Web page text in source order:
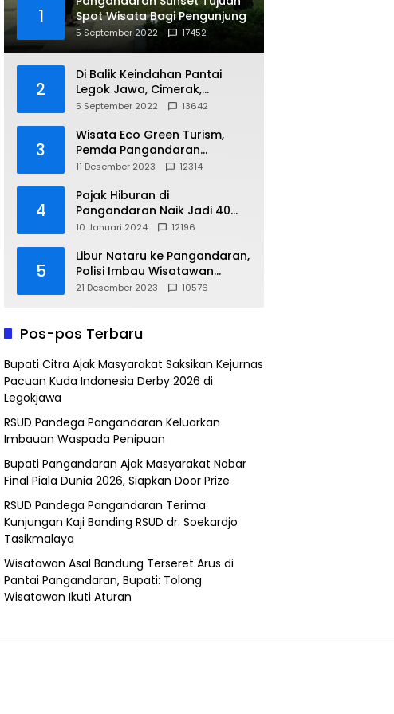
1
Spot Wisata Bagi Pengunjung
5 September 2022 17452
2
Di Balik Keindahan Pantai
Legok Jawa, Cimerak,
Pangandaran
5 September 2022 13642
3
Wisata Eco Green Turism,
Pemda Pangandaran
Gandeng PLN
11 Desember 2023 12314
4
Pajak Hiburan di
Pangandaran Naik Jadi 40
Persen
10 Januari 2024 12196
5
Libur Nataru ke Pangandaran,
Polisi Imbau Wisatawan
Gunakan Jalur Arteri
21 Desember 2023 10576
Pos-pos Terbaru
Bupati Citra Ajak Masyarakat Saksikan Kejurnas
Pacuan Kuda Indonesia Derby 2026 di
Legokjawa
RSUD Pandega Pangandaran Keluarkan
Imbauan Waspada Penipuan
Bupati Pangandaran Ajak Masyarakat Nobar
Final Piala Dunia 2026, Siapkan Door Prize
RSUD Pandega Pangandaran Terima
Kunjungan Kaji Banding RSUD dr. Soekardjo
Tasikmalaya
Wisatawan Asal Bandung Terseret Arus di
Pantai Pangandaran, Bupati: Tolong
Wisatawan Ikuti Aturan